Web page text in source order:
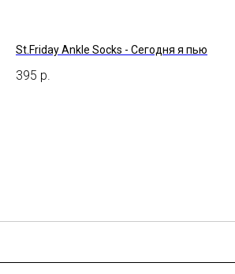
St.Friday Ankle Socks - Сегодня я пью
395 р.